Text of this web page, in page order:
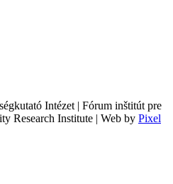
Intézet | Fórum inštitút pre
Research Institute | Web by Pixel